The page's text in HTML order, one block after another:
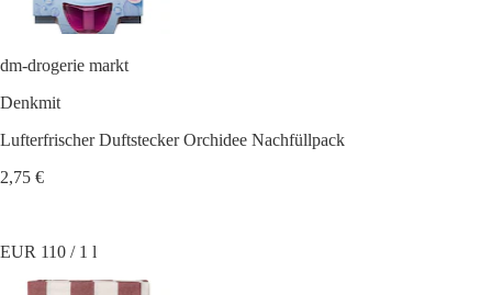
dm-drogerie markt
Denkmit
Lufterfrischer Duftstecker Orchidee Nachfüllpack
2,75 €
EUR 110 / 1 l